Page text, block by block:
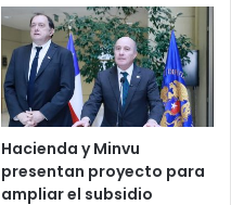
Hacienda y Minvu
presentan proyecto para
ampliar el subsidio